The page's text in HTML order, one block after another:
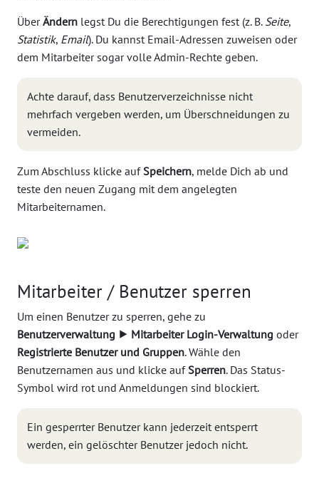
ÜberÄndern legst Du die Berechtigungen fest (z. B. Seite,
Statistik, Email). Du kannst Email-Adressen zuweisen oder
dem Mitarbeiter sogar volle Admin-Rechte geben.
Achte darauf, dass Benutzerverzeichnisse nicht
mehrfach vergeben werden, um Überschneidungen zu
vermeiden.
Zum Abschluss klicke aufSpeichern, melde Dich ab und
teste den neuen Zugang mit dem angelegten
Mitarbeiternamen.
Mitarbeiter / Benutzer sperren
Um einen Benutzer zu sperren, gehe zu
Benutzerverwaltung ⯈ Mitarbeiter Login-Verwaltung oder
Registrierte Benutzer und Gruppen. Wähle den
Benutzernamen aus und klicke aufSperren. Das Status-
Symbol wird rot und Anmeldungen sind blockiert.
Ein gesperrter Benutzer kann jederzeit entsperrt
werden, ein gelöschter Benutzer jedoch nicht.